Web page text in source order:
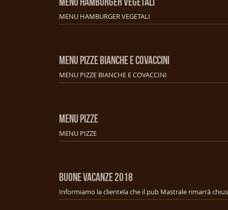
MENU HAMBURGER VEGETALI
MENU PIZZE BIANCHE E COVACCINI
MENU PIZZE BIANCHE E COVACCINI
MENU PIZZE
MENU PIZZE
BUONE VACANZE 2018